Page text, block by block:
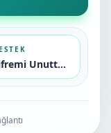
Unuttum